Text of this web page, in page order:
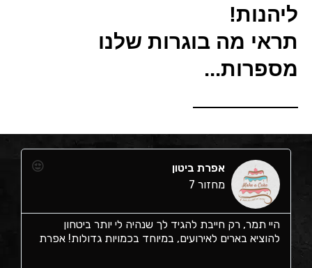
ליהנות!
תראי מה בוגרות שלנו
מספרות...
אפרת ביטון
מחזור 7
היי תמר, רק חייבת להגיד לך שנהיה לי יותר ביטחון
להוציא בארים לאירועים, במיוחד בכמויות גדולות! אפרת